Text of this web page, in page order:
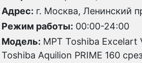
Адрес: г. Москва, Ленинский
Режим работы: 00:00-24:00
Модель: МРТ Toshiba Excelart
Toshiba Aquilion PRIME 160